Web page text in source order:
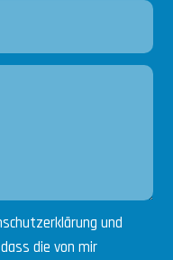
und
die von mir